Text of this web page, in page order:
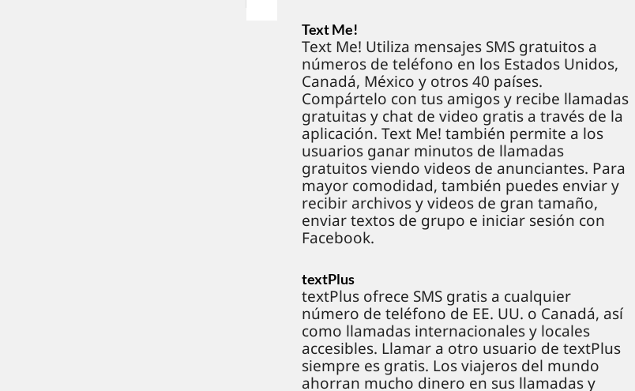
Text Me!
Text Me! Utiliza mensajes SMS gratuitos a
números de teléfono en los Estados Unidos,
Canadá, México y otros 40 países.
Compártelo con tus amigos y recibe llamadas
gratuitas y chat de video gratis a través de la
aplicación. Text Me! también permite a los
usuarios ganar minutos de llamadas
gratuitos viendo videos de anunciantes. Para
mayor comodidad, también puedes enviar y
recibir archivos y videos de gran tamaño,
enviar textos de grupo e iniciar sesión con
Facebook.
textPlus
textPlus ofrece SMS gratis a cualquier
número de teléfono de EE. UU. o Canadá, así
como llamadas internacionales y locales
accesibles. Llamar a otro usuario de textPlus
siempre es gratis. Los viajeros del mundo
ahorran mucho dinero en sus llamadas y